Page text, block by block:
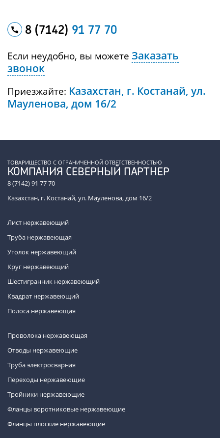
8 (7142) 91 77 70
Если неудобно, вы можете Заказать
звонок
Приезжайте: Казахстан, г. Костанай, ул.
Мауленова, дом 16/2
ТОВАРИЩЕСТВО С ОГРАНИЧЕННОЙ ОТВЕТСТВЕННОСТЬЮ
КОМПАНИЯ СЕВЕРНЫЙ ПАРТНЕР
8 (7142) 91 77 70
Казахстан, г. Костанай, ул. Мауленова, дом 16/2
Лист нержавеющий
Труба нержавеющая
Уголок нержавеющий
Круг нержавеющий
Шестигранник нержавеющий
Квадрат нержавеющий
Полоса нержавеющая
Проволока нержавеющая
Отводы нержавеющие
Труба электросварная
Переходы нержавеющие
Тройники нержавеющие
Фланцы воротниковые нержавеющие
Фланцы плоские нержавеющие